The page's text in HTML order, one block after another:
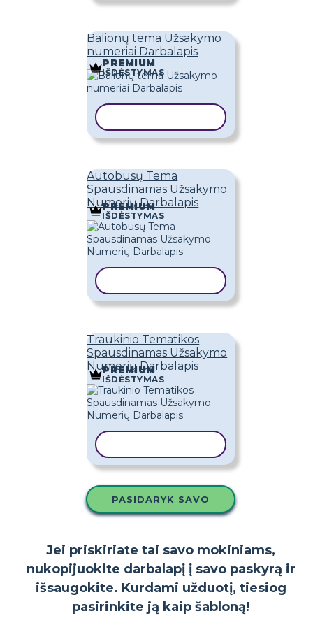
Balionų tema Užsakymo
numeriai Darbalapis
PREMIUM
IŠDĖSTYMAS
Autobusų Tema
Spausdinamas Užsakymo
Numerių Darbalapis
PREMIUM
IŠDĖSTYMAS
Traukinio Tematikos
Spausdinamas Užsakymo
Numerių Darbalapis
PREMIUM
IŠDĖSTYMAS
PASIDARYK SAVO
Jei priskiriate tai savo mokiniams,
nukopijuokite darbalapį į savo paskyrą ir
išsaugokite. Kurdami užduotį, tiesiog
pasirinkite ją kaip šabloną!